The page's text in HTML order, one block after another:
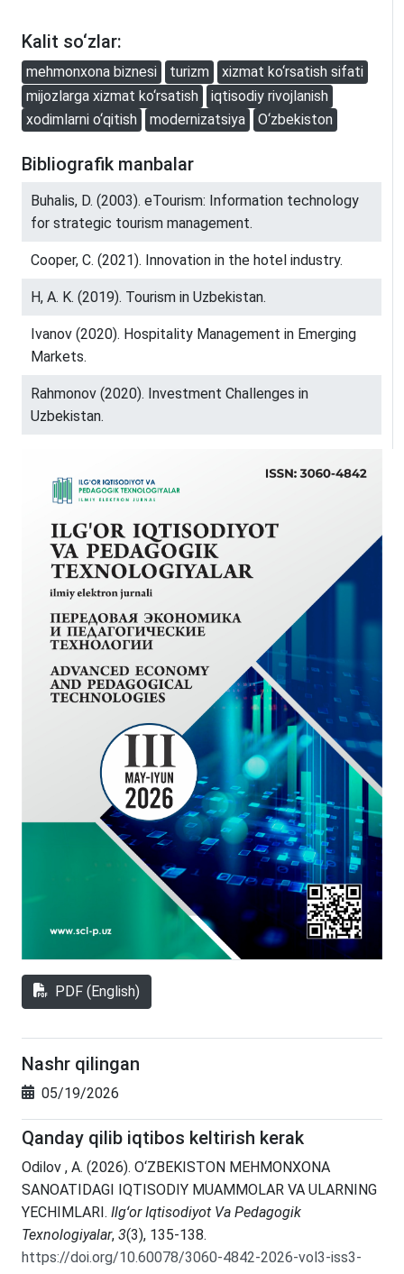
Kalit so‘zlar:
mehmonxona biznesi turizm
xizmat ko‘rsatish sifati
mijozlarga xizmat ko‘rsatish
iqtisodiy rivojlanish
xodimlarni o‘qitish
modernizatsiya O‘zbekiston
Bibliografik manbalar
Buhalis, D. (2003). eTourism: Information technology
for strategic tourism management.
Cooper, C. (2021). Innovation in the hotel industry.
H, A. K. (2019). Tourism in Uzbekistan.
Ivanov (2020). Hospitality Management in Emerging
Markets.
Rahmonov (2020). Investment Challenges in
Uzbekistan.
PDF (English)
Nashr qilingan
05/19/2026
Qanday qilib iqtibos keltirish kerak
Odilov , A. (2026). O‘ZBEKISTON MEHMONXONA
SANOATIDAGI IQTISODIY MUAMMOLAR VA ULARNING
YECHIMLARI. Ilgʻor Iqtisodiyot Va Pedagogik
Texnologiyalar, 3(3), 135-138.
https://doi.org/10.60078/3060-4842-2026-vol3-iss3-